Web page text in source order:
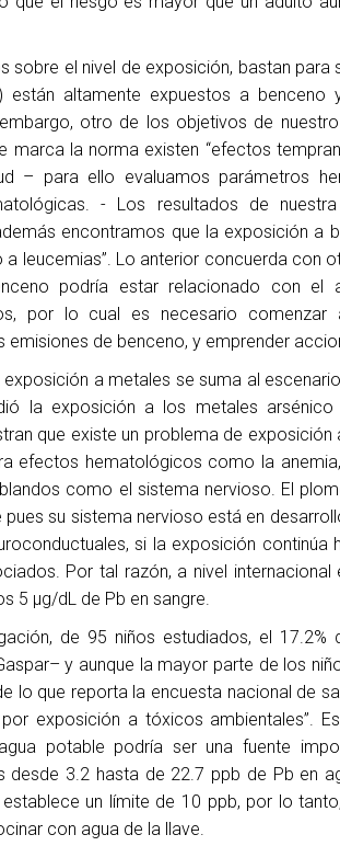
sobre el nivel de exposición, bastan
están altamente expuestos a
otro de los objetivos de
marca la norma existen “efectos
– para ello evaluamos parámetros
- Los resultados de
encontramos que la exposición a
a leucemias”. Lo anterior concuerda con
podría estar relacionado con
por lo cual es necesario
emisiones de benceno, y emprender
a metales se suma al
la exposición a los metales
que existe un problema de
efectos hematológicos como la
como el sistema nervioso. El
pues su sistema nervioso está en
si la exposición
Por tal razón, a nivel
5 µg/dL de Pb en sangre.
de 95 niños estudiados, el
y aunque la mayor parte de los
lo que reporta la encuesta nacional de
exposición a tóxicos ambientales”.
potable podría ser una fuente
desde 3.2 hasta de 22.7 ppb de Pb en
establece un límite de 10 ppb, por lo
con agua de la llave.